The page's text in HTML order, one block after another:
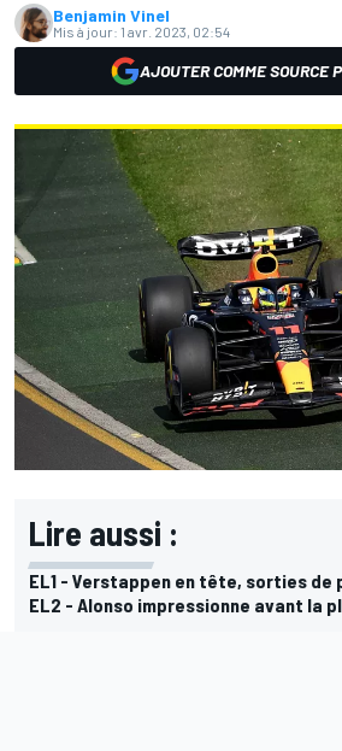
Benjamin Vinel
Mis à jour: 1 avr. 2023, 02:54
AJOUTER COMME SOURCE
Lire aussi :
EL1 - Verstappen en tête, sorties de
EL2 - Alonso impressionne avant la